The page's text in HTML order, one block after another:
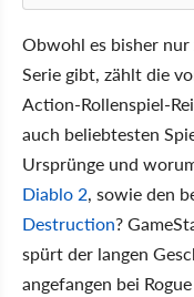
Obwohl es bisher
Serie gibt, zählt die
Action-Rollenspiel-
auch beliebtesten
Ursprünge und
Diablo 2, sowie den
Destruction?
spürt der langen
angefangen bei